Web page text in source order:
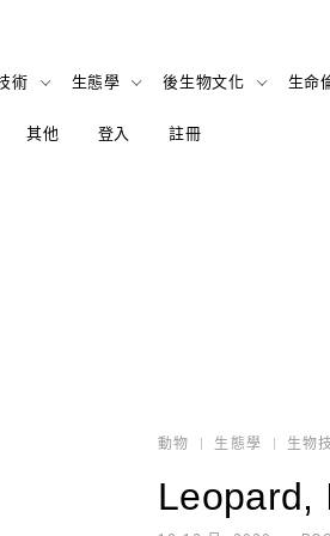
術 生態學 後生物文化 生命
其他 登入 註冊
動物 生態學 生物
Leopard,